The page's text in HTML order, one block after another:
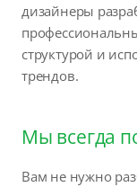
дизайнеры
структурой и
трендов.
Мы всегда
Вам не нужно